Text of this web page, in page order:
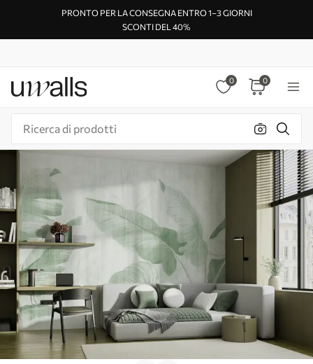
PRONTO PER LA CONSEGNA ENTRO 1–3 GIORNI
SCONTI DEL 40%
0 0